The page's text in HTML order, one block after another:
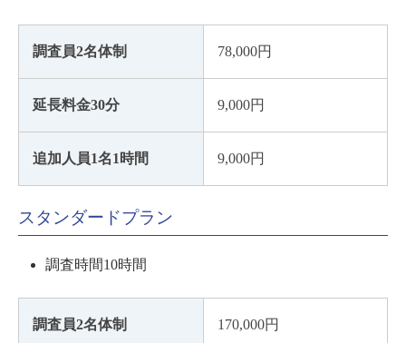
調査員2名体制 78,000円
延長料金30分 9,000円
追加人員1名1時間 9,000円
スタンダードプラン
調査時間10時間
調査員2名体制 170,000円